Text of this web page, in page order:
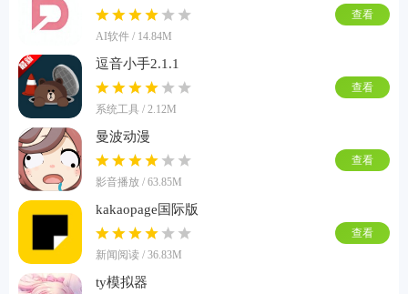
AI软件 / 14.84M
查看
逗音小手2.1.1
系统工具 / 2.12M
查看
曼波动漫
影音播放 / 63.85M
查看
kakaopage国际版
新闻阅读 / 36.83M
查看
ty模拟器